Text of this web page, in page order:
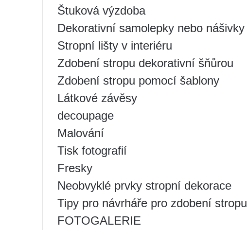
Štuková výzdoba
Dekorativní samolepky nebo nášivky
Stropní lišty v interiéru
Zdobení stropu dekorativní šňůrou
Zdobení stropu pomocí šablony
Látkové závěsy
decoupage
Malování
Tisk fotografií
Fresky
Neobvyklé prvky stropní dekorace
Tipy pro návrháře pro zdobení stropu
FOTOGALERIE